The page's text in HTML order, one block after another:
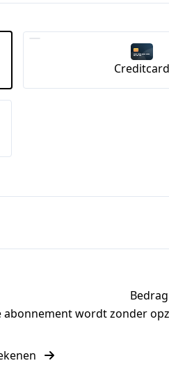
Creditcard
abonnement wordt zonder